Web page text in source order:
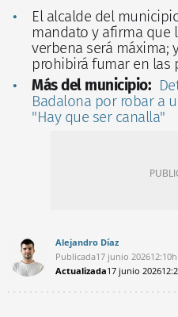
El alcalde del
mandato y afirma que
verbena será máxima;
prohibirá fumar en las
Más del municipio:
Badalona por robar a
"Hay que ser canalla"
Alejandro Díaz
Publicada17 junio 202612:10h
Actualizada17 junio 2026